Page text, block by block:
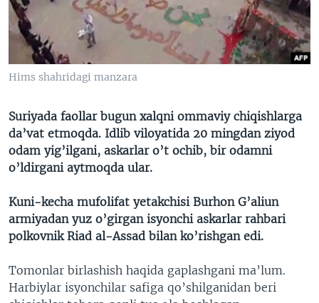
VIDEO
XABARLAR SURATLARDA
ODNOKLASSNIKI
TELEGRAM
TWITTER
Hims shahridagi manzara
Suriyada faollar bugun xalqni ommaviy chiqishlarga
da’vat etmoqda. Idlib viloyatida 20 mingdan ziyod
odam yig’ilgani, askarlar o’t ochib, bir odamni
o’ldirgani aytmoqda ular.
Kuni-kecha mufolifat yetakchisi Burhon G’aliun
armiyadan yuz o’girgan isyonchi askarlar rahbari
polkovnik Riad al-Assad bilan ko’rishgan edi.
Tomonlar birlashish haqida gaplashgani ma’lum.
Harbiylar isyonchilar safiga qo’shilganidan beri